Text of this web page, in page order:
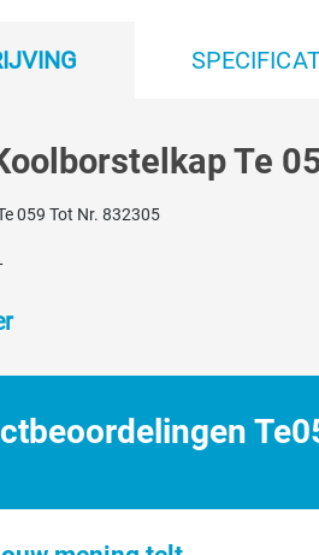
Te
059 Tot Nr. 832305